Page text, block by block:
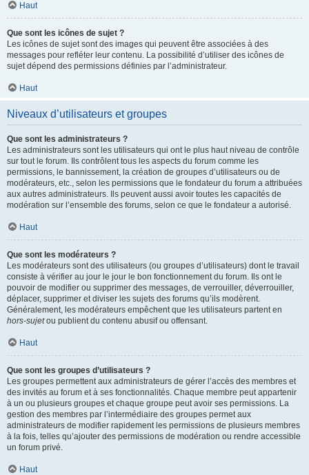
Haut
Que sont les icônes de sujet ?
Les icônes de sujet sont des images qui peuvent être associées à des
messages pour refléter leur contenu. La possibilité d’utiliser des icônes de
sujet dépend des permissions définies par l’administrateur.
Haut
Niveaux d’utilisateurs et groupes
Que sont les administrateurs ?
Les administrateurs sont les utilisateurs qui ont le plus haut niveau de contrôle
sur tout le forum. Ils contrôlent tous les aspects du forum comme les
permissions, le bannissement, la création de groupes d’utilisateurs ou de
modérateurs, etc., selon les permissions que le fondateur du forum a attribuées
aux autres administrateurs. Ils peuvent aussi avoir toutes les capacités de
modération sur l’ensemble des forums, selon ce que le fondateur a autorisé.
Haut
Que sont les modérateurs ?
Les modérateurs sont des utilisateurs (ou groupes d’utilisateurs) dont le travail
consiste à vérifier au jour le jour le bon fonctionnement du forum. Ils ont le
pouvoir de modifier ou supprimer des messages, de verrouiller, déverrouiller,
déplacer, supprimer et diviser les sujets des forums qu’ils modèrent.
Généralement, les modérateurs empêchent que les utilisateurs partent en
hors-sujetou publient du contenu abusif ou offensant.
Haut
Que sont les groupes d’utilisateurs ?
Les groupes permettent aux administrateurs de gérer l’accès des membres et
des invités au forum et à ses fonctionnalités. Chaque membre peut appartenir
à un ou plusieurs groupes et chaque groupe peut avoir ses permissions. La
gestion des membres par l’intermédiaire des groupes permet aux
administrateurs de modifier rapidement les permissions de plusieurs membres
à la fois, telles qu’ajouter des permissions de modération ou rendre accessible
un forum privé.
Haut